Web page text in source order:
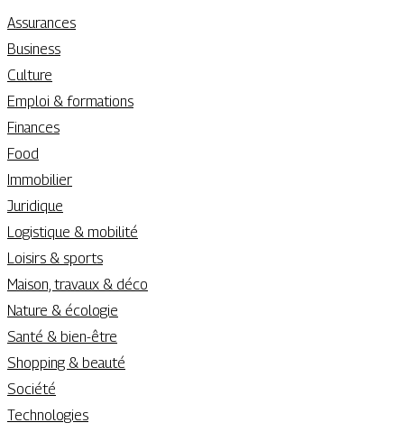
Assurances
Business
Culture
Emploi & formations
Finances
Food
Immobilier
Juridique
Logistique & mobilité
Loisirs & sports
Maison, travaux & déco
Nature & écologie
Santé & bien-être
Shopping & beauté
Société
Technologies